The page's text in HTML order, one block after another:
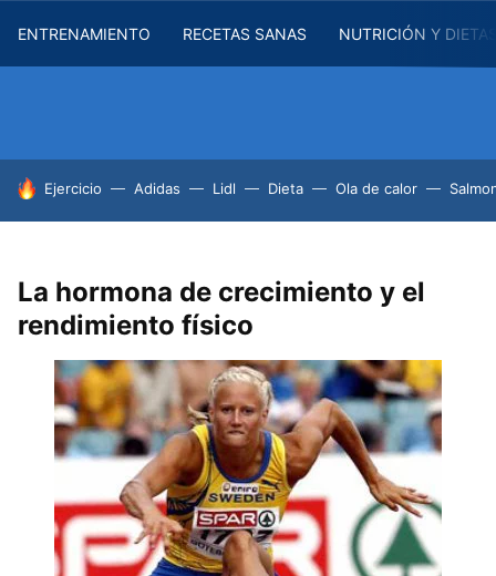
ENTRENAMIENTO RECETAS SANAS NUTRICIÓN Y
HOY SE HABLA DE
Ejercicio Adidas Lidl Dieta Ola de calor
La hormona de crecimiento y el
rendimiento físico